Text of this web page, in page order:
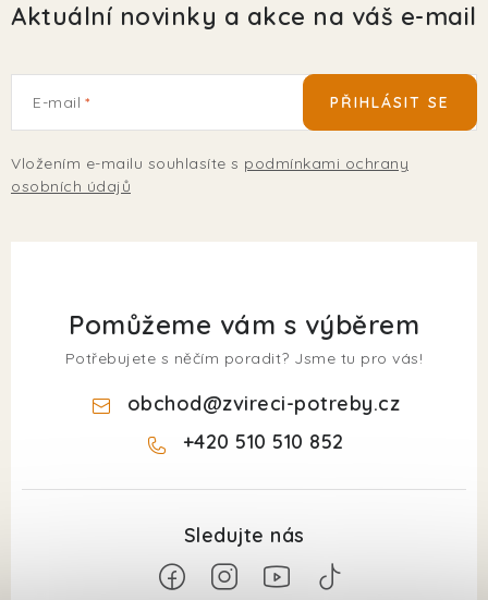
Aktuální novinky a akce na váš e-mail
E-mail
Vložením e-mailu souhlasíte s podmínkami ochrany
osobních údajů
PŘIHLÁSIT SE
Pomůžeme vám s výběrem
Potřebujete s něčím poradit? Jsme tu pro vás!
obchod@zvireci-potreby.cz
+420 510 510 852